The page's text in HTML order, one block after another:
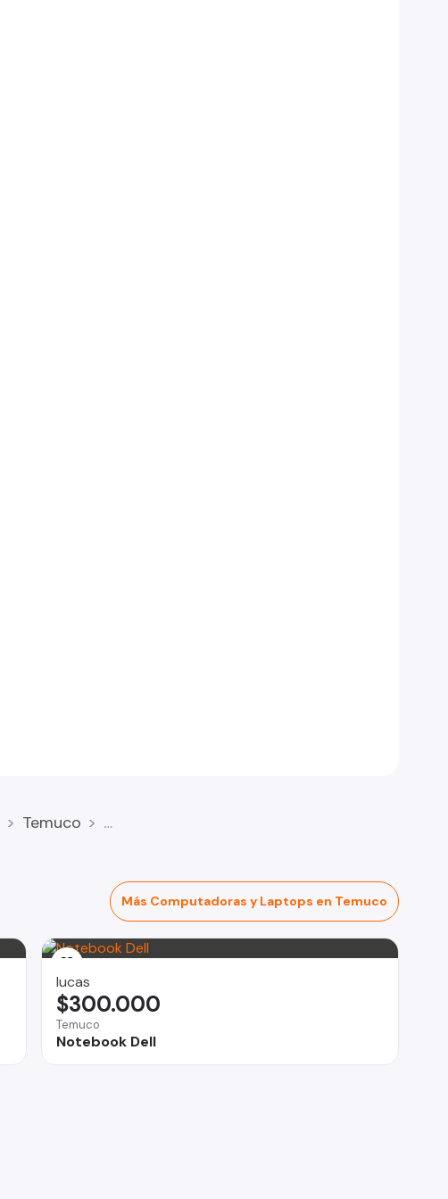
Temuco
Más Computadoras y Laptops en Temuco
lucas
Temuco
Notebook Dell
$300.000